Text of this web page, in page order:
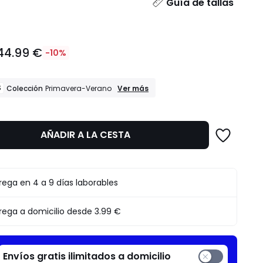
€ -10%
Colección Primavera-Verano REBAJAS
Ver más
AÑADIR A LA CESTA
en 4 a 9 días laborables
a domicilio desde3.99 €
Envíos gratis ilimitados a domicilio